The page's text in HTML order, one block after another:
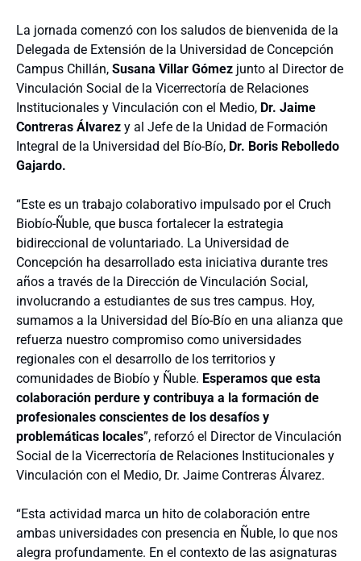
La jornada comenzó con los saludos de bienvenida de la
Delegada de Extensión de la Universidad de Concepción
Campus Chillán, Susana Villar Gómez junto al Director de
Vinculación Social de la Vicerrectoría de Relaciones
Institucionales y Vinculación con el Medio, Dr. Jaime
Contreras Álvarez y al Jefe de la Unidad de Formación
Integral de la Universidad del Bío-Bío, Dr. Boris Rebolledo
Gajardo.
“Este es un trabajo colaborativo impulsado por el Cruch
Biobío-Ñuble, que busca fortalecer la estrategia
bidireccional de voluntariado. La Universidad de
Concepción ha desarrollado esta iniciativa durante tres
años a través de la Dirección de Vinculación Social,
involucrando a estudiantes de sus tres campus. Hoy,
sumamos a la Universidad del Bío-Bío en una alianza que
refuerza nuestro compromiso como universidades
regionales con el desarrollo de los territorios y
comunidades de Biobío y Ñuble. Esperamos que esta
colaboración perdure y contribuya a la formación de
profesionales conscientes de los desafíos y
problemáticas locales”, reforzó el Director de Vinculación
Social de la Vicerrectoría de Relaciones Institucionales y
Vinculación con el Medio, Dr. Jaime Contreras Álvarez.
“Esta actividad marca un hito de colaboración entre
ambas universidades con presencia en Ñuble, lo que nos
alegra profundamente. En el contexto de las asignaturas